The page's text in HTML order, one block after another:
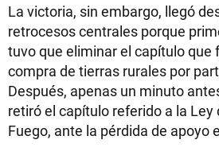
La victoria, sin embargo, llegó
retrocesos centrales porque
tuvo que eliminar el capítulo que
compra de tierras rurales por
Después, apenas un minuto
retiró el capítulo referido a la Ley
Fuego, ante la pérdida de apoyo